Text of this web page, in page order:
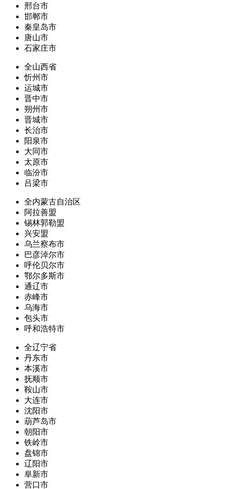
邢台市
邯郸市
秦皇岛市
唐山市
石家庄市
全山西省
忻州市
运城市
晋中市
朔州市
晋城市
长治市
阳泉市
大同市
太原市
临汾市
吕梁市
全内蒙古自治区
阿拉善盟
锡林郭勒盟
兴安盟
乌兰察布市
巴彦淖尔市
呼伦贝尔市
鄂尔多斯市
通辽市
赤峰市
乌海市
包头市
呼和浩特市
全辽宁省
丹东市
本溪市
抚顺市
鞍山市
大连市
沈阳市
葫芦岛市
朝阳市
铁岭市
盘锦市
辽阳市
阜新市
营口市